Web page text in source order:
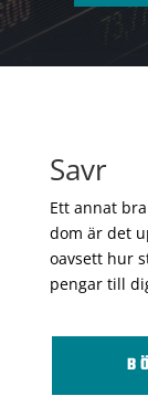
Savr
Ett annat
dom är det
oavsett hur
pengar till